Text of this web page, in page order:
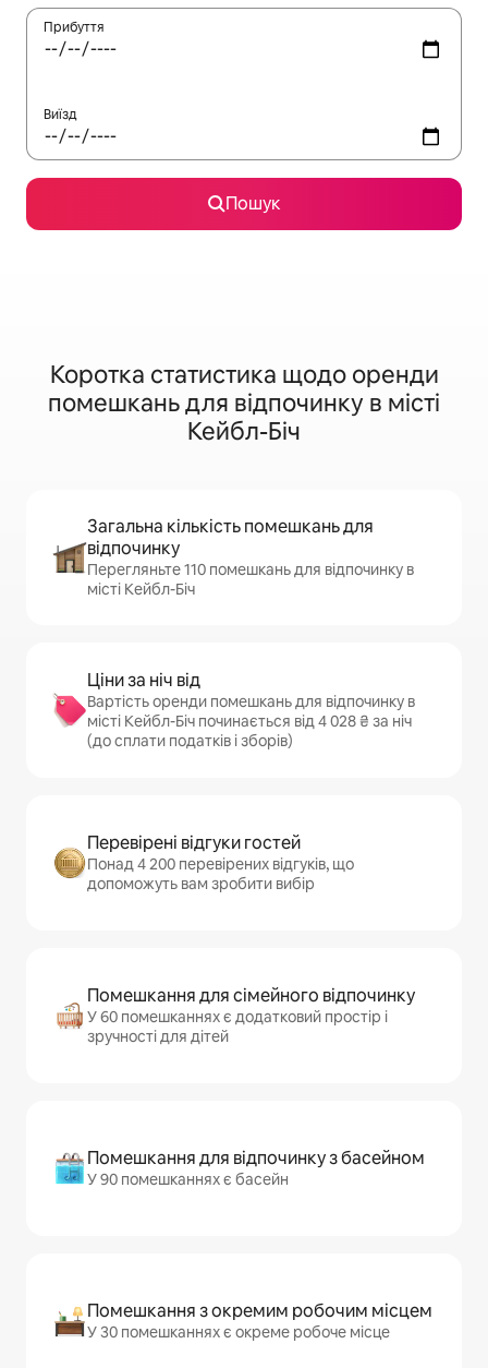
Прибуття
Виїзд
Пошук
Коротка статистика щодо оренди
помешкань для відпочинку в місті
Кейбл-Біч
Загальна кількість помешкань для
відпочинку
Перегляньте 110 помешкань для відпочинку в
місті Кейбл-Біч
Ціни за ніч від
Вартість оренди помешкань для відпочинку в
місті Кейбл-Біч починається від 4 028 ₴ за ніч
(до сплати податків і зборів)
Перевірені відгуки гостей
Понад 4 200 перевірених відгуків, що
допоможуть вам зробити вибір
Помешкання для сімейного відпочинку
У 60 помешканнях є додатковий простір і
зручності для дітей
Помешкання для відпочинку з басейном
У 90 помешканнях є басейн
Помешкання з окремим робочим місцем
У 30 помешканнях є окреме робоче місце